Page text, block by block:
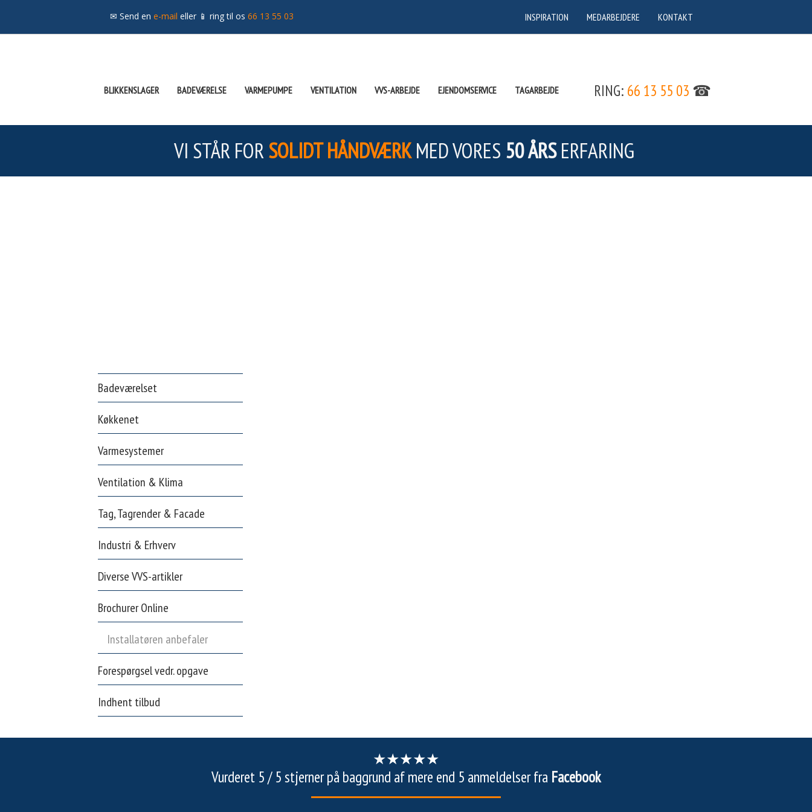
✉ Send en e-mail eller 📱 ring til os 66 13 55 03 INSPIRATION MEDARBEJDERE KONTAKT
BLIKKENSLAGER BADEVÆRELSE VARMEPUMPE VENTILATION VVS-ARBEJDE EJENDOMSERVICE TAGARBEJDE RING: 66 13 55 03 ☎
VI STÅR FORSOLIDT HÅNDVÆRKMED VORES 50 ÅRSERFARING
Badeværelset
Køkkenet
Varmesystemer
Ventilation & Klima
Tag, Tagrender & Facade
Industri & Erhverv
Diverse VVS-artikler
Brochurer Online
Installatøren anbefaler
Forespørgsel vedr. opgave
Indhent tilbud
★★★★★
​​Vurderet 5 / 5 stjerner på baggrund af mere end 5 anmeldelser fra Facebook